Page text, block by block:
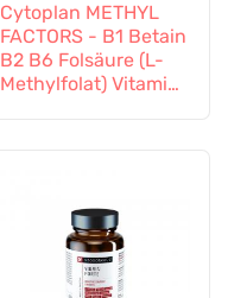
Cytoplan METHYL
FACTORS - B1 Betain
B2 B6 Folsäure (L-
Methylfolat) Vitamin